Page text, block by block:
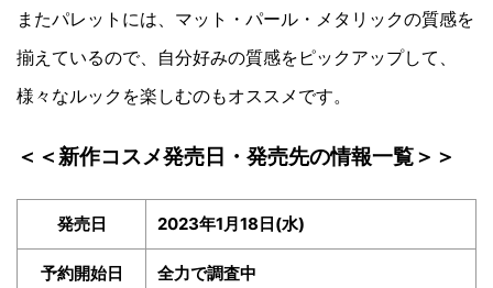
またパレットには、マット・パール・メタリックの質感を
揃えているので、自分好みの質感をピックアップして、
様々なルックを楽しむのもオススメです。
＜＜新作コスメ発売日・発売先の情報一覧＞＞
発売日 2023年1月18日(水)
予約開始日 全力で調査中